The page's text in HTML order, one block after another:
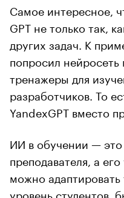
Самое интересное,
GPT не только так,
других задач. К
попросил
тренажеры для
разработчиков. То
YandexGPT вместо
ИИ в обучении —
преподавателя, а
можно
уровень студентов,